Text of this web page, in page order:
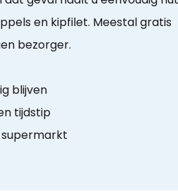
en kipfilet. Meestal gratis
bezorger.
blijven
tijdstip
supermarkt